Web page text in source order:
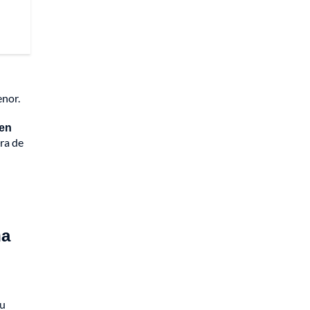
de